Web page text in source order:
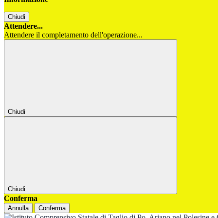
Chiudi
Attendere...
Attendere il completamento dell'operazione...
Chiudi
Chiudi
Conferma
Annulla Conferma